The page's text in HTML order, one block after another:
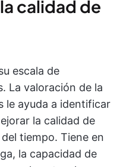
calidad de
escala de
La valoración de la
le ayuda a identificar
la calidad de
tiempo. Tiene en
la capacidad de